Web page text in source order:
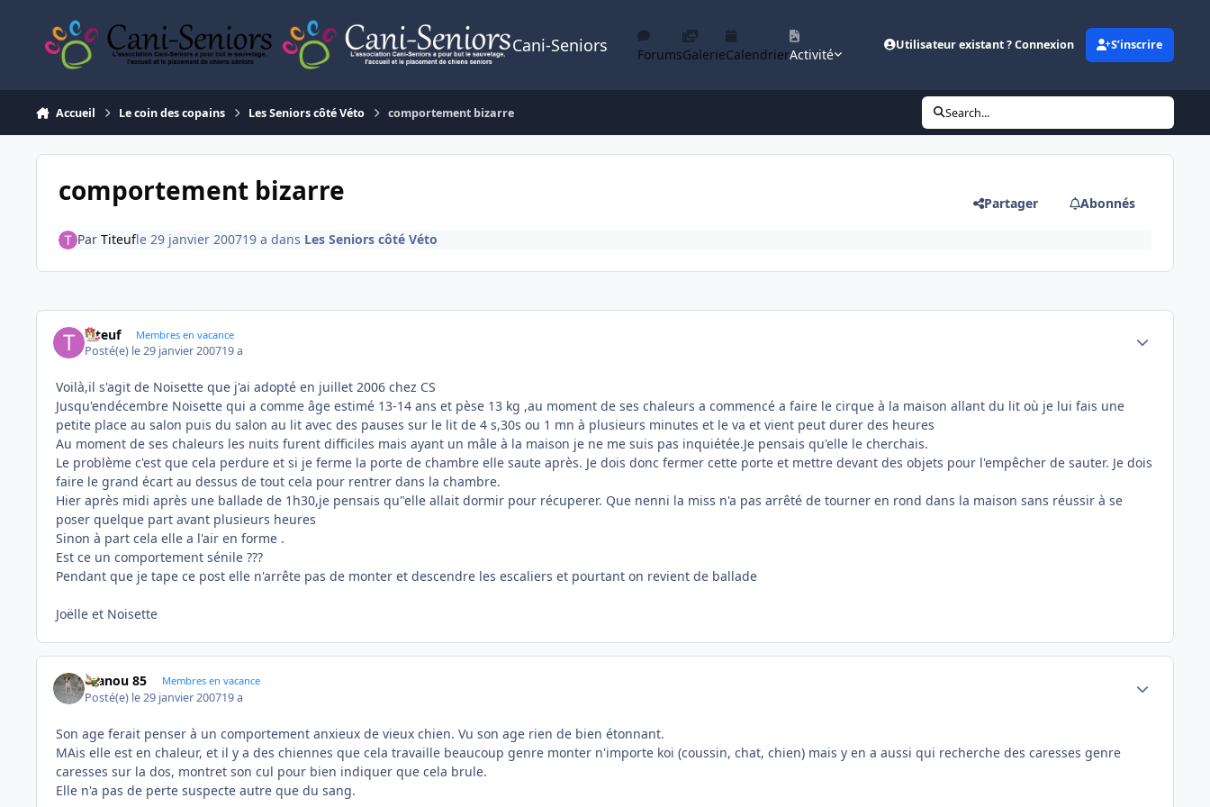
Cani-Seniors ForumsGalerieCalendrierActivité
Utilisateur existant ? Connexion S’inscrire
Accueil Le coin des copains Les Seniors côté Véto comportement bizarre Search...
comportement bizarre Partager Abonnés
Par Titeufle 29 janvier 200719 a dans Les Seniors côté Véto
Titeuf Membres en vacance
Posté(e) le 29 janvier 200719 a
Voilà,il s'agit de Noisette que j'ai adopté en juillet 2006 chez CS
Jusqu'endécembre Noisette qui a comme âge estimé 13-14 ans et pèse 13 kg ,au moment de ses chaleurs a commencé a faire le cirque à la maison allant du lit où je lui fais une
petite place au salon puis du salon au lit avec des pauses sur le lit de 4 s,30s ou 1 mn à plusieurs minutes et le va et vient peut durer des heures
Au moment de ses chaleurs les nuits furent difficiles mais ayant un mâle à la maison je ne me suis pas inquiétée.Je pensais qu'elle le cherchais.
Le problème c'est que cela perdure et si je ferme la porte de chambre elle saute après. Je dois donc fermer cette porte et mettre devant des objets pour l'empêcher de sauter. Je dois
faire le grand écart au dessus de tout cela pour rentrer dans la chambre.
Hier après midi après une ballade de 1h30,je pensais qu"elle allait dormir pour récuperer. Que nenni la miss n'a pas arrêté de tourner en rond dans la maison sans réussir à se
poser quelque part avant plusieurs heures
Sinon à part cela elle a l'air en forme .
Est ce un comportement sénile ???
Pendant que je tape ce post elle n'arrête pas de monter et descendre les escaliers et pourtant on revient de ballade
Joëlle et Noisette
manou 85 Membres en vacance
Posté(e) le 29 janvier 200719 a
Son age ferait penser à un comportement anxieux de vieux chien. Vu son age rien de bien étonnant.
MAis elle est en chaleur, et il y a des chiennes que cela travaille beaucoup genre monter n'importe koi (coussin, chat, chien) mais y en a aussi qui recherche des caresses genre
caresses sur la dos, montret son cul pour bien indiquer que cela brule.
Elle n'a pas de perte suspecte autre que du sang.